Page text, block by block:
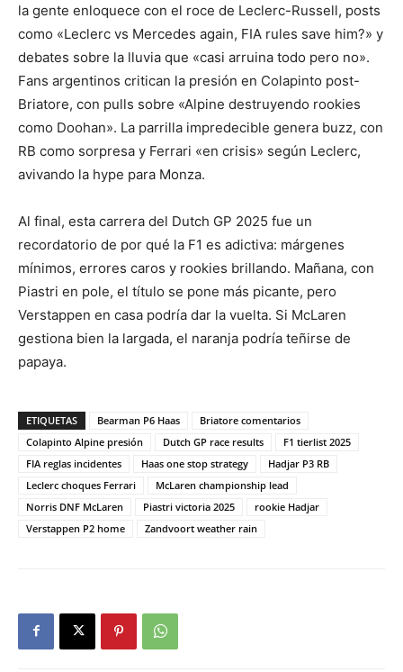
la gente enloquece con el roce de Leclerc-Russell, posts
como «Leclerc vs Mercedes again, FIA rules save him?» y
debates sobre la lluvia que «casi arruina todo pero no».
Fans argentinos critican la presión en Colapinto post-
Briatore, con pulls sobre «Alpine destruyendo rookies
como Doohan». La parrilla impredecible genera buzz, con
RB como sorpresa y Ferrari «en crisis» según Leclerc,
avivando la hype para Monza.
Al final, esta carrera del Dutch GP 2025 fue un
recordatorio de por qué la F1 es adictiva: márgenes
mínimos, errores caros y rookies brillando. Mañana, con
Piastri en pole, el título se pone más picante, pero
Verstappen en casa podría dar la vuelta. Si McLaren
gestiona bien la largada, el naranja podría teñirse de
papaya.
ETIQUETAS Bearman P6 Haas
Briatore comentarios
Colapinto Alpine presión
Dutch GP race results
F1 tierlist 2025
FIA reglas incidentes
Haas one stop strategy
Hadjar P3 RB
Leclerc choques Ferrari
McLaren championship lead
Norris DNF McLaren
Piastri victoria 2025
rookie Hadjar
Verstappen P2 home
Zandvoort weather rain